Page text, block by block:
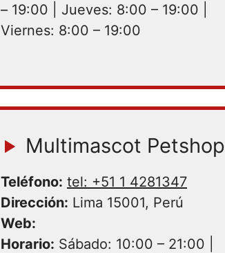
– 19:00 | Jueves: 8:00 – 19:00 |
Viernes: 8:00 – 19:00
Multimascot Petshop
Teléfono: tel: +51 1 4281347
Dirección: Lima 15001, Perú
Web:
Horario: Sábado: 10:00 – 21:00 |